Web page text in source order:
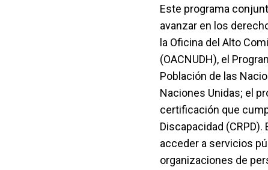
Este programa
avanzar en los
la Oficina del Alto
(OACNUDH), el
Población de las
Naciones Unidas; el
certificación que
Discapacidad
acceder a servicios
organizaciones de